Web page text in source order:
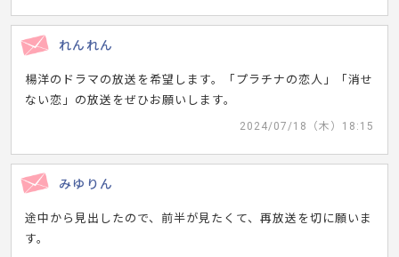
れんれん
楊洋のドラマの放送を希望します。「プラチナの恋人」「消せ
ない恋」の放送をぜひお願いします。
2024/07/18（木）18:15
みゆりん
途中から見出したので、前半が見たくて、再放送を切に願いま
す。